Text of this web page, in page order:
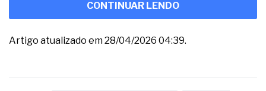
CONTINUAR LENDO
Artigo atualizado em 28/04/2026 04:39.